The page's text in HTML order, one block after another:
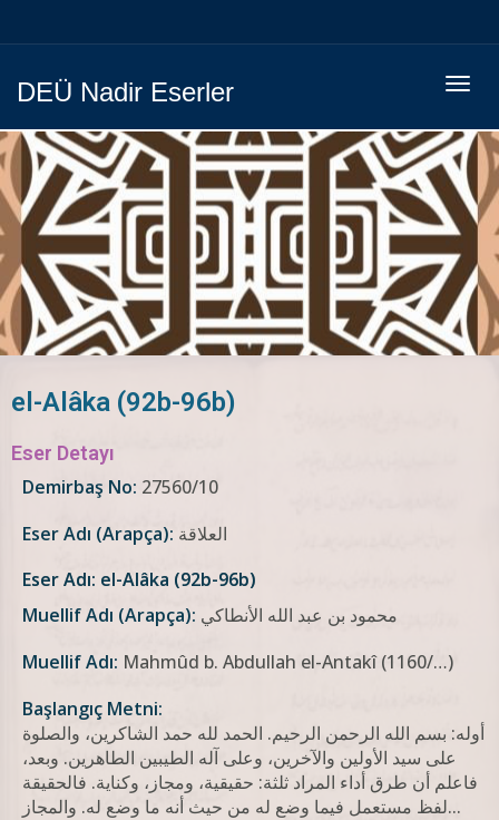
DEÜ Nadir Eserler
el-Alâka (92b-96b)
Eser Detayı
Demirbaş No: 27560/10
Eser Adı (Arapça): العلاقة
Eser Adı: el-Alâka (92b-96b)
Muellif Adı (Arapça): محمود بن عبد الله الأنطاكي
Muellif Adı: Mahmûd b. Abdullah el-Antakî (1160/…)
Başlangıç Metni:
أوله: بسم الله الرحمن الرحيم. الحمد لله حمد الشاكرين، والصلوة
على سيد الأولين والآخرين، وعلى آله الطيبين الطاهرين. وبعد،
فاعلم أن طرق أداء المراد ثلثة: حقيقية، ومجاز، وكناية. فالحقيقة
لفظ مستعمل فيما وضع له من حيث أنه ما وضع له. والمجاز...